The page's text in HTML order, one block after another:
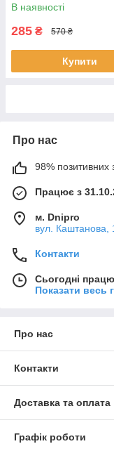
В наявності
285 ₴ 570 ₴
Купити
Про нас
98% позитивних
Працює з
м. Dnipro
вул. Каштанова,
Контакти
Сьогодні
Показати весь
Про нас
Контакти
Доставка та оплата
Графік роботи